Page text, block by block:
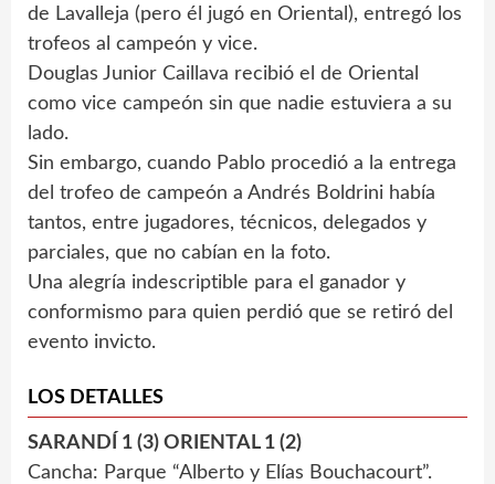
de Lavalleja (pero él jugó en Oriental), entregó los
trofeos al campeón y vice.
Douglas Junior Caillava recibió el de Oriental
como vice campeón sin que nadie estuviera a su
lado.
Sin embargo, cuando Pablo procedió a la entrega
del trofeo de campeón a Andrés Boldrini había
tantos, entre jugadores, técnicos, delegados y
parciales, que no cabían en la foto.
Una alegría indescriptible para el ganador y
conformismo para quien perdió que se retiró del
evento invicto.
LOS DETALLES
SARANDÍ 1 (3) ORIENTAL 1 (2)
Cancha: Parque “Alberto y Elías Bouchacourt”.